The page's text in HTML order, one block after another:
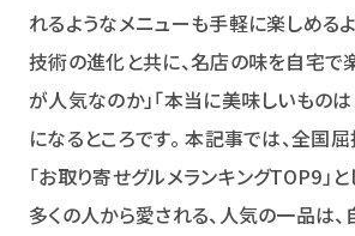
れるようなメニューも手軽に楽しめる
技術の進化と共に、名店の味を自宅で
が人気なのか」「本当に美味しいもの
になるところです。 本記事では、全国
「お取り寄せグルメランキングTOP9」と
多くの人から愛される、人気の一品は